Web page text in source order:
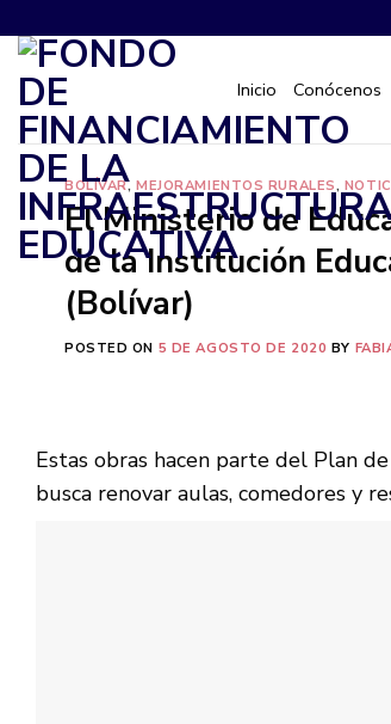
al
contenido
Inicio Conócenos
BOLÍVAR,MEJORAMIENTOS RURALES,
El Ministerio de
de la Institución
(Bolívar)
POSTED ON 5 DE AGOSTO DE 2020 BY
Estas obras hacen parte del Plan
busca renovar aulas, comedores y